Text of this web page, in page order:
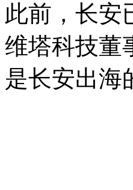
此前，长安
维塔科技董
是长安出海